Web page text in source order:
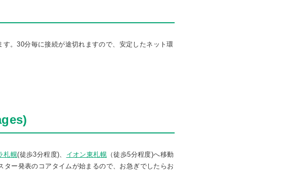
す。30分毎に接続が途切れますので、安定したネット環
札幌(徒歩3分程度)、 イオン東札幌 （徒歩5分程度)へ移動
ー発表のコアタイムが始まるので、お急ぎでしたらお